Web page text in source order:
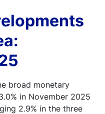
broad monetary
in November 2025
2.9% in the three